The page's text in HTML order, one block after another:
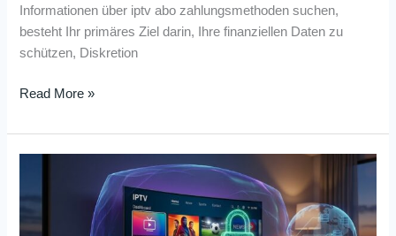
Informationen über iptv abo zahlungsmethoden suchen,
besteht Ihr primäres Ziel darin, Ihre finanziellen Daten zu
schützen, Diskretion
Read More »
mit
VPN